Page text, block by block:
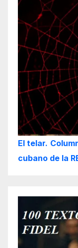
El telar.
cubano de la